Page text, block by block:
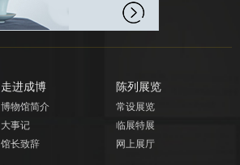
走进成博
博物馆简介
大事记
馆长致辞
陈列展览
常设展览
临展特展
网上展厅